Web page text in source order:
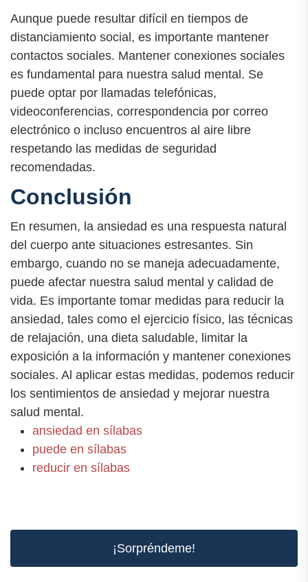
Aunque puede resultar difícil en tiempos de
distanciamiento social, es importante mantener
contactos sociales. Mantener conexiones sociales
es fundamental para nuestra salud mental. Se
puede optar por llamadas telefónicas,
videoconferencias, correspondencia por correo
electrónico o incluso encuentros al aire libre
respetando las medidas de seguridad
recomendadas.
Conclusión
En resumen, la ansiedad es una respuesta natural
del cuerpo ante situaciones estresantes. Sin
embargo, cuando no se maneja adecuadamente,
puede afectar nuestra salud mental y calidad de
vida. Es importante tomar medidas para reducir la
ansiedad, tales como el ejercicio físico, las técnicas
de relajación, una dieta saludable, limitar la
exposición a la información y mantener conexiones
sociales. Al aplicar estas medidas, podemos reducir
los sentimientos de ansiedad y mejorar nuestra
salud mental.
ansiedad en sílabas
puede en sílabas
reducir en sílabas
¡Sorpréndeme!